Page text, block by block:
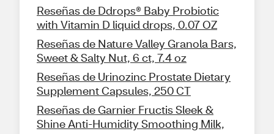
Reseñas de Ddrops® Baby Probiotic
with Vitamin D liquid drops, 0.07 OZ
Reseñas de Nature Valley Granola Bars,
Sweet & Salty Nut, 6 ct, 7.4 oz
Reseñas de Urinozinc Prostate Dietary
Supplement Capsules, 250 CT
Reseñas de Garnier Fructis Sleek &
Shine Anti-Humidity Smoothing Milk,